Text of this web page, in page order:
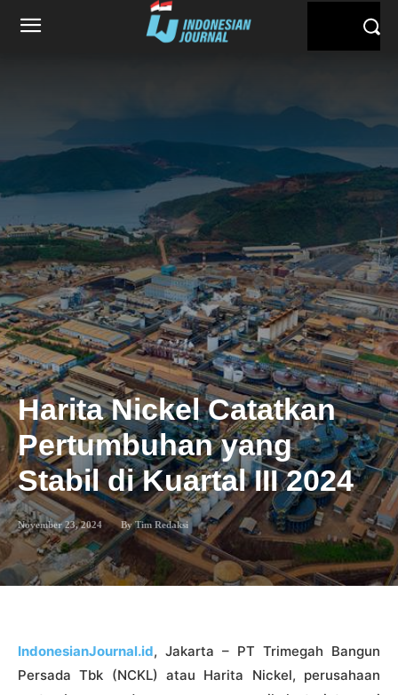
Harita Nickel Catatkan
Pertumbuhan yang
Stabil di Kuartal III 2024
November 23, 2024 By Tim Redaksi
IndonesianJournal.id, Jakarta – PT Trimegah Bangun
Persada Tbk (NCKL) atau Harita Nickel, perusahaan